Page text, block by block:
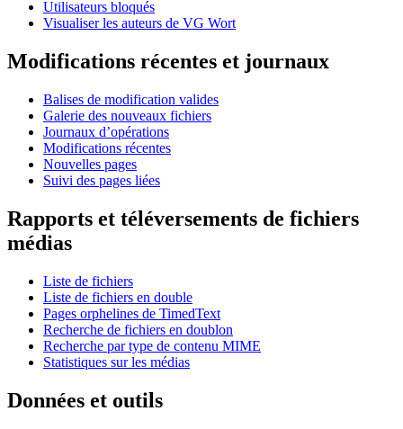
Utilisateurs bloqués
Visualiser les auteurs de VG Wort
Modifications récentes et journaux
Balises de modification valides
Galerie des nouveaux fichiers
Journaux d’opérations
Modifications récentes
Nouvelles pages
Suivi des pages liées
Rapports et téléversements de fichiers
médias
Liste de fichiers
Liste de fichiers en double
Pages orphelines de TimedText
Recherche de fichiers en doublon
Recherche par type de contenu MIME
Statistiques sur les médias
Données et outils